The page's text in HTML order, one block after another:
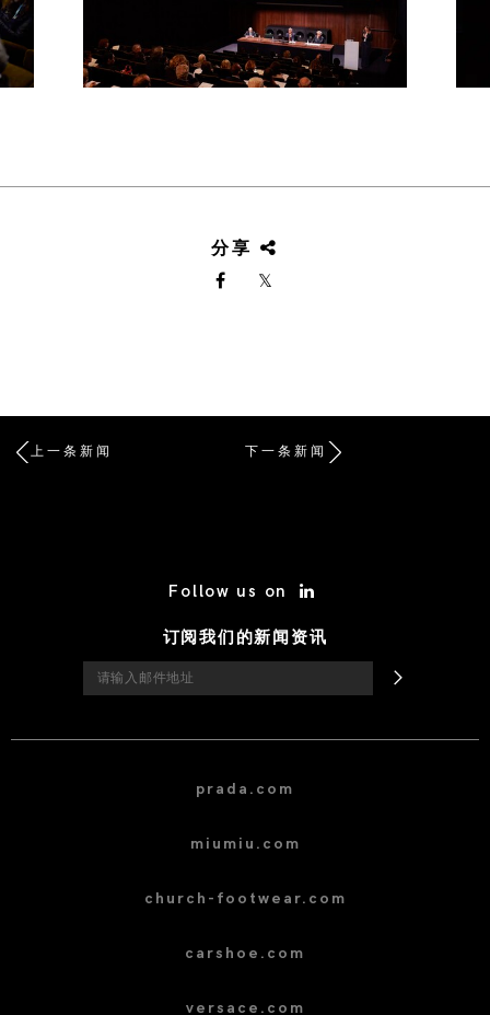
分享
上一条新闻 下一条新闻
Follow us on
订阅我们的新闻资讯
prada.com
miumiu.com
church-footwear.com
carshoe.com
versace.com